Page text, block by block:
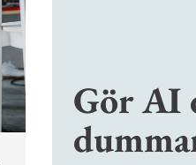
Gör AI